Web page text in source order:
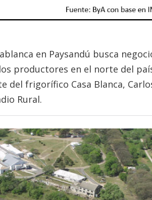
en Paysandú busca
productores en el norte del
del frigorífico Casa Blanca,
Rural.